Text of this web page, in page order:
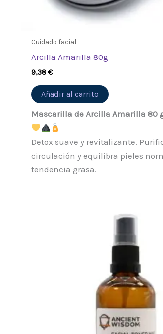
Cuidado facial
Arcilla Amarilla 80g
9,38€
Añadir al carrito
Mascarilla de Arcilla Amarilla 80
Detox suave y revitalizante.
circulación y equilibra pieles
tendencia grasa.